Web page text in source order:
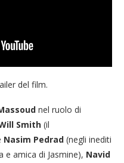
del film.
nel ruolo di
Smith (il
Nasim Pedrad (negli inediti
e amica di Jasmine), Navid